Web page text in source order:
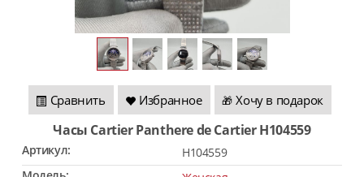
Сравнить Избранное 🎁 Хочу в подарок
Часы Cartier Panthere de Cartier H104559
Артикул:
H104559